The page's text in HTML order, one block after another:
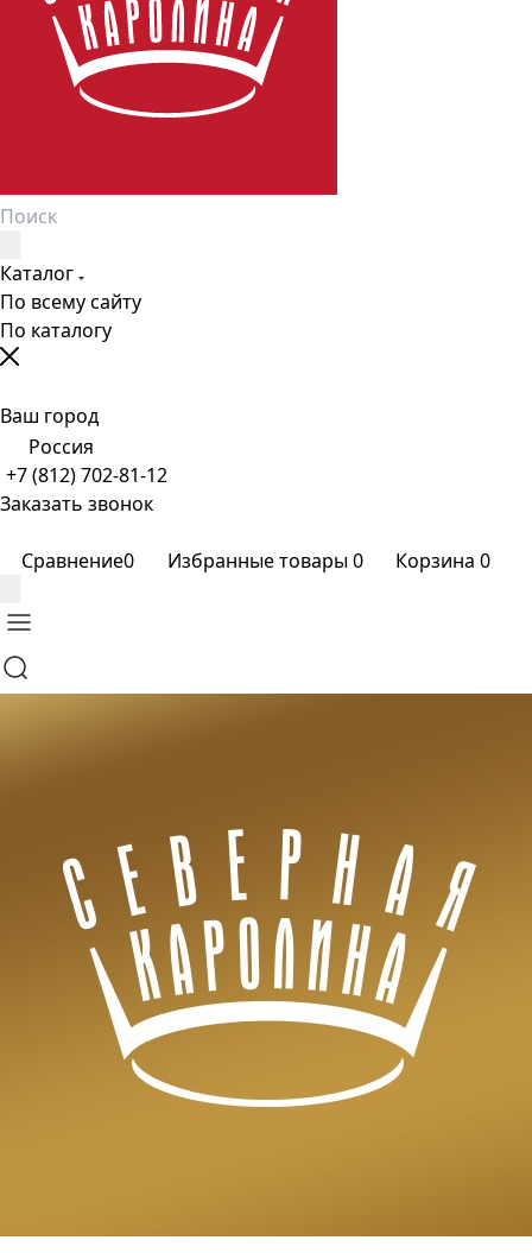
Каталог
По всему сайту
По каталогу
Ваш город
Россия
+7 (812) 702-81-12
Заказать звонок
Сравнение0 Избранные товары0 Корзина 0